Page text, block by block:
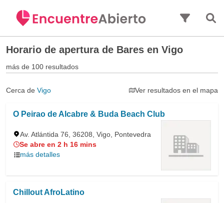
Horario de apertura de Bares en Vigo
más de 100 resultados
Cerca de Vigo Ver resultados en el mapa
O Peirao de Alcabre & Buda Beach Club
Av. Atlántida 76, 36208, Vigo, Pontevedra
Se abre en 2 h 16 mins
más detalles
Chillout AfroLatino